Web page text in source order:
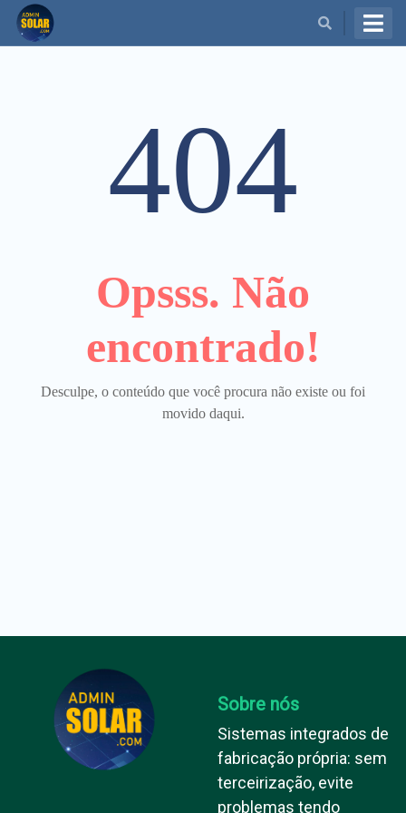
404
Opsss. Não
encontrado!
Desculpe, o conteúdo que você procura não existe ou foi
movido daqui.
Sobre nós
Sistemas integrados de
fabricação própria: sem
terceirização, evite
problemas tendo